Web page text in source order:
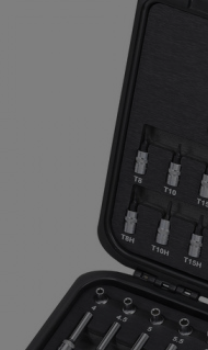
12642014
2371-107403
Kromvanadiumstål
(CrV)